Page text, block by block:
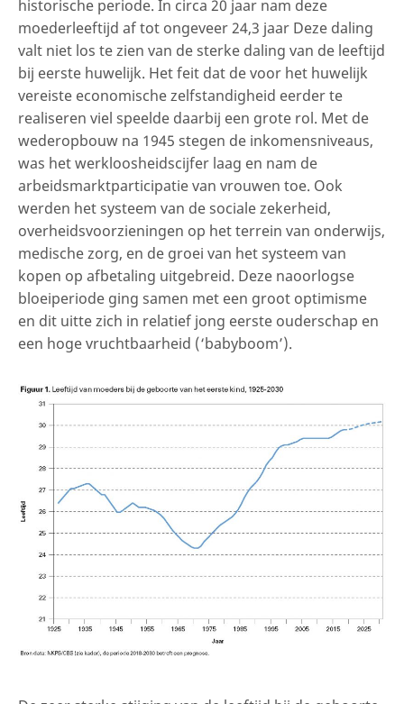
historische periode. In circa 20 jaar nam deze
moederleeftijd af tot ongeveer 24,3 jaar Deze daling
valt niet los te zien van de sterke daling van de leeftijd
bij eerste huwelijk. Het feit dat de voor het huwelijk
vereiste economische zelfstandigheid eerder te
realiseren viel speelde daarbij een grote rol. Met de
wederopbouw na 1945 stegen de inkomensniveaus,
was het werkloosheidscijfer laag en nam de
arbeidsmarktparticipatie van vrouwen toe. Ook
werden het systeem van de sociale zekerheid,
overheidsvoorzieningen op het terrein van onderwijs,
medische zorg, en de groei van het systeem van
kopen op afbetaling uitgebreid. Deze naoorlogse
bloeiperiode ging samen met een groot optimisme
en dit uitte zich in relatief jong eerste ouderschap en
een hoge vruchtbaarheid (‘babyboom’).